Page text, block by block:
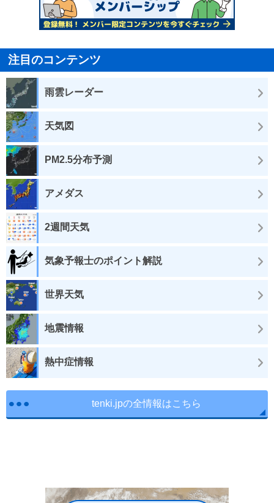
注目のコンテンツ
雨雲レーダー
天気図
PM2.5分布予測
アメダス
2週間天気
気象予報士のポイント解説
世界天気
地震情報
熱中症情報
tenki.jpの全情報はこちら